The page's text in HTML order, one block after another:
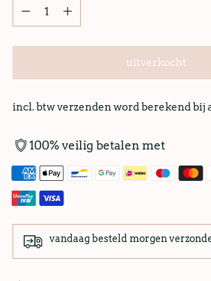
uitverkocht
incl. btw verzenden word berekend bij
100% veilig betalen met
vandaag besteld morgen